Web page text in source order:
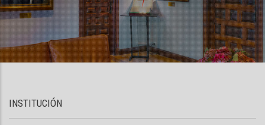
INSTITUCIÓN